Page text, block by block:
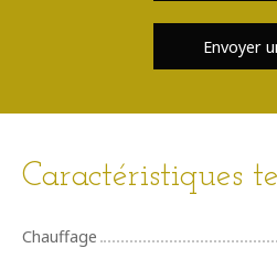
Envoyer
Caractéristiques
Chauffage